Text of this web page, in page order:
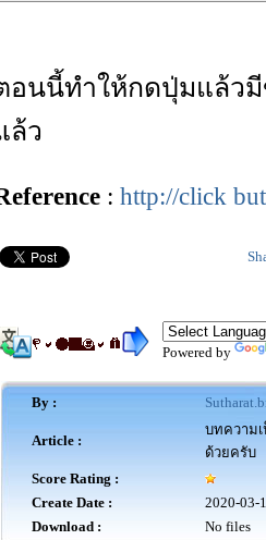
อนนี้ทำให้กดปุ่มแล้ว
ล้ว
: http://click
Powered by
By :
Article :
บทความ
ด้วยครับ
Score Rating :
Create Date :
2020-03-
Download :
No files